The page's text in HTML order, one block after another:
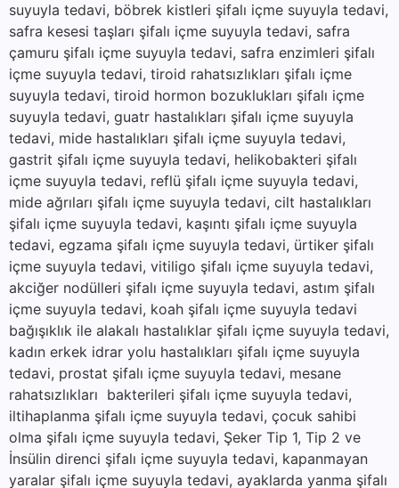
suyuyla tedavi, böbrek kistleri şifalı içme suyuyla tedavi,
safra kesesi taşları şifalı içme suyuyla tedavi, safra
çamuru şifalı içme suyuyla tedavi, safra enzimleri şifalı
içme suyuyla tedavi, tiroid rahatsızlıkları şifalı içme
suyuyla tedavi, tiroid hormon bozuklukları şifalı içme
suyuyla tedavi, guatr hastalıkları şifalı içme suyuyla
tedavi, mide hastalıkları şifalı içme suyuyla tedavi,
gastrit şifalı içme suyuyla tedavi, helikobakteri şifalı
içme suyuyla tedavi, reflü şifalı içme suyuyla tedavi,
mide ağrıları şifalı içme suyuyla tedavi, cilt hastalıkları
şifalı içme suyuyla tedavi, kaşıntı şifalı içme suyuyla
tedavi, egzama şifalı içme suyuyla tedavi, ürtiker şifalı
içme suyuyla tedavi, vitiligo şifalı içme suyuyla tedavi,
akciğer nodülleri şifalı içme suyuyla tedavi, astım şifalı
içme suyuyla tedavi, koah şifalı içme suyuyla tedavi
bağışıklık ile alakalı hastalıklar şifalı içme suyuyla tedavi,
kadın erkek idrar yolu hastalıkları şifalı içme suyuyla
tedavi, prostat şifalı içme suyuyla tedavi, mesane
rahatsızlıkları bakterileri şifalı içme suyuyla tedavi,
iltihaplanma şifalı içme suyuyla tedavi, çocuk sahibi
olma şifalı içme suyuyla tedavi, Şeker Tip 1, Tip 2 ve
İnsülin direnci şifalı içme suyuyla tedavi, kapanmayan
yaralar şifalı içme suyuyla tedavi, ayaklarda yanma şifalı